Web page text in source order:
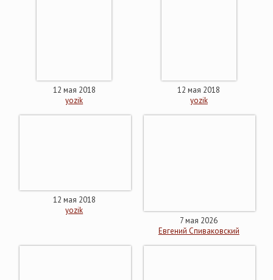
12 мая 2018
yozik
12 мая 2018
yozik
12 мая 2018
yozik
7 мая 2026
Евгений Спиваковский